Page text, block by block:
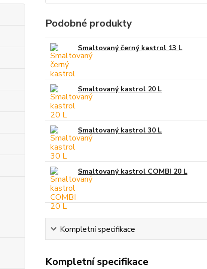
Podobné produkty
Smaltovaný černý kastrol 13 L
Smaltovaný kastrol 20 L
Smaltovaný kastrol 30 L
Smaltovaný kastrol COMBI 20 L
Kompletní specifikace
Kompletní specifikace